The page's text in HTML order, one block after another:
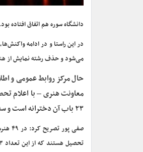
دانشگاه سوره هم اتفاق افتاده بود.
در این راستا و در ادامه
می‌شود و حذف رشته نمایش از
حال مرکز روابط عمومی و
۲۳ باب آن دخترانه است و سه باب از هفت هنرستان جدیدی که قرار است در مهر امسال افتتاح شود، هم دخترانه خواهد بود.